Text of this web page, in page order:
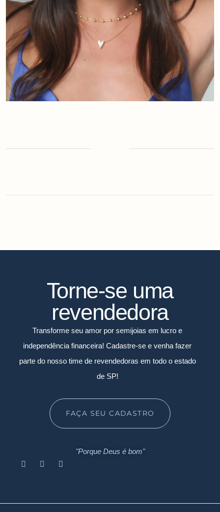
Torne-se uma
revendedora
Transforme seu amor por semijoias em lucro e
independência financeira! Cadastre-se e venha fazer
parte do nosso time de revendedoras em todo o estado
de SP!
FAÇA SEU CADASTRO
"Porque Deus é bom"